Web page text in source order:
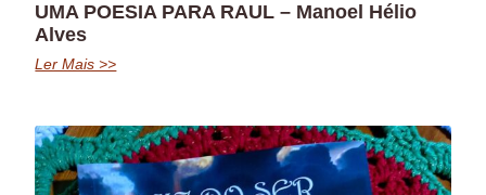
UMA POESIA PARA RAUL – Manoel Hélio
Alves
Ler Mais >>